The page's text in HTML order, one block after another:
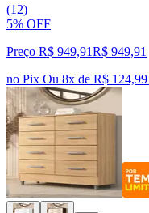
(12)
5% OFF
Preço R$ 949,91R$ 949,91
no Pix Ou 8x de R$